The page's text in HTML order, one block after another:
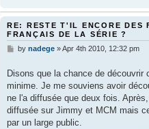
RE: RESTE T'IL ENCORE DES
FRANÇAIS DE LA SÉRIE ?
P
t
by nadege»Apr 4th 2010, 12:32 pm
Disons que la chance de
minime. Je me souviens avoir
ne l'a diffusée que deux fois.
diffusée sur Jimmy et MCM mais
par un large public.